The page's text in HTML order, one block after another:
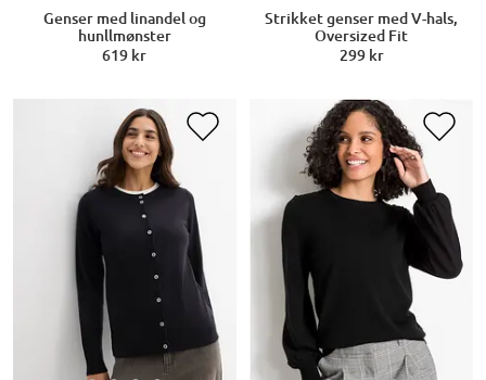
Genser med linandel og
hunllmønster
619 kr
Strikket genser med V-hals,
Oversized Fit
299 kr